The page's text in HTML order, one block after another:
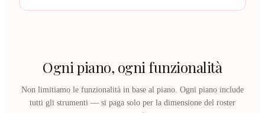
Ogni piano, ogni funzionalità
Non limitiamo le funzionalità in base al piano. Ogni piano include
tutti gli strumenti — si paga solo per la dimensione del roster